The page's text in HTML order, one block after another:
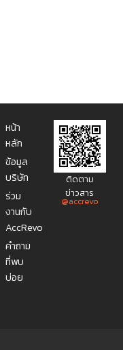
หน้า
หลัก
ข้อมูล
บริษัท
ร่วม
งานกับ
AccRevo
คำถาม
ที่พบ
บ่อย
ติดตาม
ข่าวสาร
@accrevo